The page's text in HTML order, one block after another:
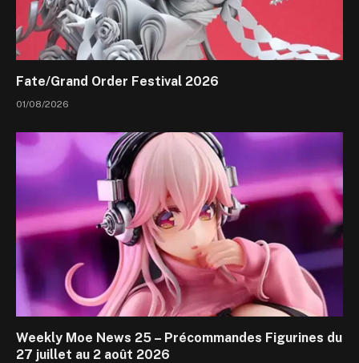
Fate/Grand Order Festival 2026
01/08/2026
Weekly Moe News 25 – Précommandes Figurines du
27 juillet au 2 août 2026